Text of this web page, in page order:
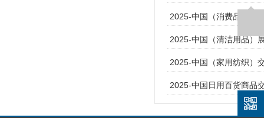
2025-中国（消费品）日
2025-中国（清洁用品）
2025-中国（家用纺织）
2025-中国日用百货商品